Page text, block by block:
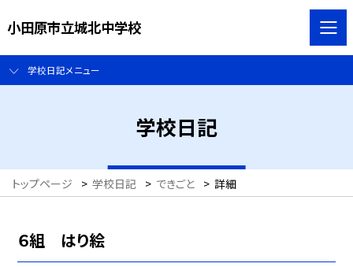
小田原市立城北中学校
学校日記メニュー
学校日記
トップページ > 学校日記 > できごと > 詳細
６組 はり絵